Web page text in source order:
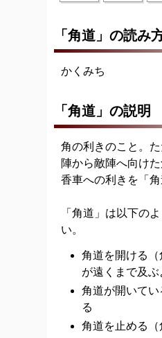
「角道」の読み
かくみち
「角道」の説明
角の利きのこと。
陣から敵陣へ向け
香車への利きを「角
「角道」は以下の
い。
角道を開ける
が遠くまで及ぶ
角道が開いて
る
角道を止める